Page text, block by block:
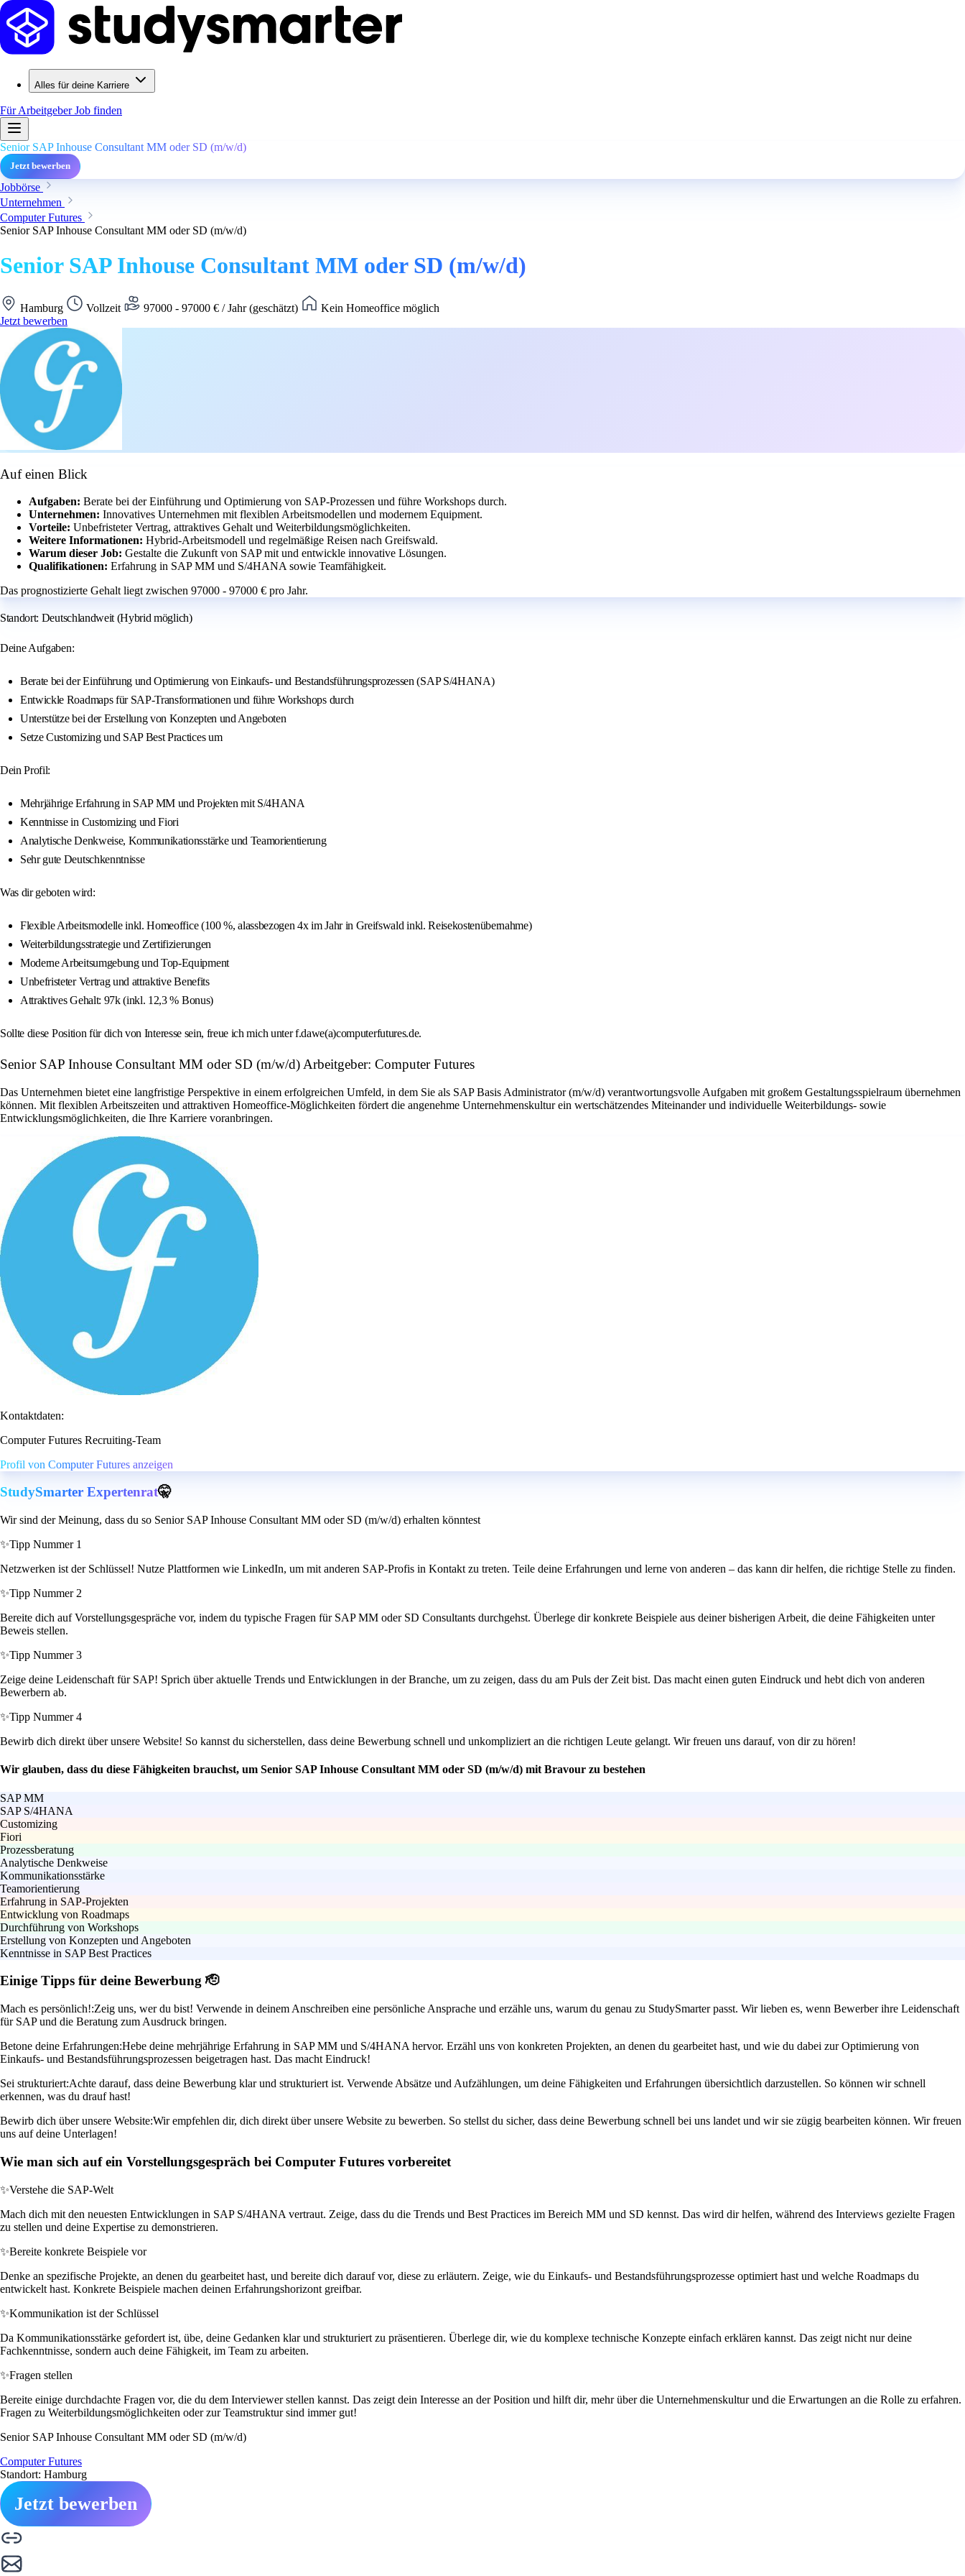
Alles für deine Karriere
Für ArbeitgeberJob finden
Senior SAP Inhouse Consultant MM oder SD (m/w/d)
Jetzt bewerben
Jobbörse
Unternehmen
Computer Futures
Senior SAP Inhouse Consultant MM oder SD (m/w/d)
Senior SAP Inhouse Consultant MM oder SD (m/w/d)
Hamburg Vollzeit 97000 - 97000 € / Jahr (geschätzt)
Kein Homeoffice möglich
Jetzt bewerben
Auf einen Blick
Aufgaben: Berate bei der Einführung und Optimierung von SAP-Prozessen und führe Workshops durch.
Unternehmen: Innovatives Unternehmen mit flexiblen Arbeitsmodellen und modernem Equipment.
Vorteile: Unbefristeter Vertrag, attraktives Gehalt und Weiterbildungsmöglichkeiten.
Weitere Informationen: Hybrid-Arbeitsmodell und regelmäßige Reisen nach Greifswald.
Warum dieser Job: Gestalte die Zukunft von SAP mit und entwickle innovative Lösungen.
Qualifikationen: Erfahrung in SAP MM und S/4HANA sowie Teamfähigkeit.
Das prognostizierte Gehalt liegt zwischen 97000 - 97000 € pro Jahr.
Standort: Deutschlandweit (Hybrid möglich)
Deine Aufgaben:
Berate bei der Einführung und Optimierung von Einkaufs- und Bestandsführungsprozessen (SAP S/4HANA)
Entwickle Roadmaps für SAP-Transformationen und führe Workshops durch
Unterstütze bei der Erstellung von Konzepten und Angeboten
Setze Customizing und SAP Best Practices um
Dein Profil:
Mehrjährige Erfahrung in SAP MM und Projekten mit S/4HANA
Kenntnisse in Customizing und Fiori
Analytische Denkweise, Kommunikationsstärke und Teamorientierung
Sehr gute Deutschkenntnisse
Was dir geboten wird:
Flexible Arbeitsmodelle inkl. Homeoffice (100 %, alassbezogen 4x im Jahr in Greifswald inkl. Reisekostenübernahme)
Weiterbildungsstrategie und Zertifizierungen
Moderne Arbeitsumgebung und Top-Equipment
Unbefristeter Vertrag und attraktive Benefits
Attraktives Gehalt: 97k (inkl. 12,3 % Bonus)
Sollte diese Position für dich von Interesse sein, freue ich mich unter f.dawe(a)computerfutures.de.
Senior SAP Inhouse Consultant MM oder SD (m/w/d) Arbeitgeber: Computer Futures
Das Unternehmen bietet eine langfristige Perspektive in einem erfolgreichen Umfeld, in dem Sie als SAP Basis Administrator (m/w/d) verantwortungsvolle Aufgaben mit großem Gestaltungsspielraum übernehmen
können. Mit flexiblen Arbeitszeiten und attraktiven Homeoffice-Möglichkeiten fördert die angenehme Unternehmenskultur ein wertschätzendes Miteinander und individuelle Weiterbildungs- sowie
Entwicklungsmöglichkeiten, die Ihre Karriere voranbringen.
Kontaktdaten:
Computer Futures Recruiting-Team
Profil von Computer Futures anzeigen
StudySmarter Expertenrat🤫
Wir sind der Meinung, dass du so Senior SAP Inhouse Consultant MM oder SD (m/w/d) erhalten könntest
✨Tipp Nummer 1
Netzwerken ist der Schlüssel! Nutze Plattformen wie LinkedIn, um mit anderen SAP-Profis in Kontakt zu treten. Teile deine Erfahrungen und lerne von anderen – das kann dir helfen, die richtige Stelle zu finden.
✨Tipp Nummer 2
Bereite dich auf Vorstellungsgespräche vor, indem du typische Fragen für SAP MM oder SD Consultants durchgehst. Überlege dir konkrete Beispiele aus deiner bisherigen Arbeit, die deine Fähigkeiten unter
Beweis stellen.
✨Tipp Nummer 3
Zeige deine Leidenschaft für SAP! Sprich über aktuelle Trends und Entwicklungen in der Branche, um zu zeigen, dass du am Puls der Zeit bist. Das macht einen guten Eindruck und hebt dich von anderen
Bewerbern ab.
✨Tipp Nummer 4
Bewirb dich direkt über unsere Website! So kannst du sicherstellen, dass deine Bewerbung schnell und unkompliziert an die richtigen Leute gelangt. Wir freuen uns darauf, von dir zu hören!
Wir glauben, dass du diese Fähigkeiten brauchst, um Senior SAP Inhouse Consultant MM oder SD (m/w/d) mit Bravour zu bestehen
SAP MM
SAP S/4HANA
Customizing
Fiori
Prozessberatung
Analytische Denkweise
Kommunikationsstärke
Teamorientierung
Erfahrung in SAP-Projekten
Entwicklung von Roadmaps
Durchführung von Workshops
Erstellung von Konzepten und Angeboten
Kenntnisse in SAP Best Practices
Einige Tipps für deine Bewerbung 🫡
Mach es persönlich!:Zeig uns, wer du bist! Verwende in deinem Anschreiben eine persönliche Ansprache und erzähle uns, warum du genau zu StudySmarter passt. Wir lieben es, wenn Bewerber ihre Leidenschaft
für SAP und die Beratung zum Ausdruck bringen.
Betone deine Erfahrungen:Hebe deine mehrjährige Erfahrung in SAP MM und S/4HANA hervor. Erzähl uns von konkreten Projekten, an denen du gearbeitet hast, und wie du dabei zur Optimierung von
Einkaufs- und Bestandsführungsprozessen beigetragen hast. Das macht Eindruck!
Sei strukturiert:Achte darauf, dass deine Bewerbung klar und strukturiert ist. Verwende Absätze und Aufzählungen, um deine Fähigkeiten und Erfahrungen übersichtlich darzustellen. So können wir schnell
erkennen, was du drauf hast!
Bewirb dich über unsere Website:Wir empfehlen dir, dich direkt über unsere Website zu bewerben. So stellst du sicher, dass deine Bewerbung schnell bei uns landet und wir sie zügig bearbeiten können. Wir freuen
uns auf deine Unterlagen!
Wie man sich auf ein Vorstellungsgespräch bei Computer Futures vorbereitet
✨Verstehe die SAP-Welt
Mach dich mit den neuesten Entwicklungen in SAP S/4HANA vertraut. Zeige, dass du die Trends und Best Practices im Bereich MM und SD kennst. Das wird dir helfen, während des Interviews gezielte Fragen
zu stellen und deine Expertise zu demonstrieren.
✨Bereite konkrete Beispiele vor
Denke an spezifische Projekte, an denen du gearbeitet hast, und bereite dich darauf vor, diese zu erläutern. Zeige, wie du Einkaufs- und Bestandsführungsprozesse optimiert hast und welche Roadmaps du
entwickelt hast. Konkrete Beispiele machen deinen Erfahrungshorizont greifbar.
✨Kommunikation ist der Schlüssel
Da Kommunikationsstärke gefordert ist, übe, deine Gedanken klar und strukturiert zu präsentieren. Überlege dir, wie du komplexe technische Konzepte einfach erklären kannst. Das zeigt nicht nur deine
Fachkenntnisse, sondern auch deine Fähigkeit, im Team zu arbeiten.
✨Fragen stellen
Bereite einige durchdachte Fragen vor, die du dem Interviewer stellen kannst. Das zeigt dein Interesse an der Position und hilft dir, mehr über die Unternehmenskultur und die Erwartungen an die Rolle zu erfahren.
Fragen zu Weiterbildungsmöglichkeiten oder zur Teamstruktur sind immer gut!
Senior SAP Inhouse Consultant MM oder SD (m/w/d)
Computer Futures
Standort: Hamburg
Jetzt bewerben